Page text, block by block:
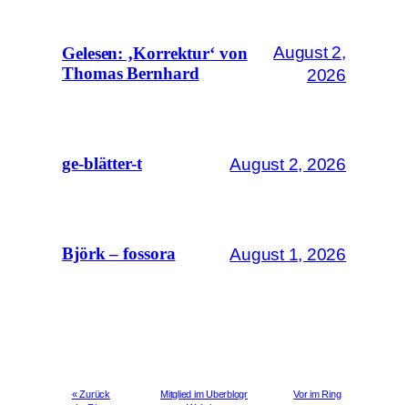
Gelesen: ‚Korrektur‘ von
Thomas Bernhard
August 2,
2026
ge-blätter-t August 2, 2026
Björk – fossora August 1, 2026
« Zurück
Mitglied im Uberblogr
Vor im Ring